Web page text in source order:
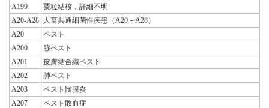
A199
粟粒結核，詳細不明
A20-A28
人畜共通細菌性疾患（A20－A28）
A20
ペスト
A200
腺ペスト
A201
皮膚結合織ペスト
A202
肺ペスト
A203
ペスト髄膜炎
A207
ペスト敗血症